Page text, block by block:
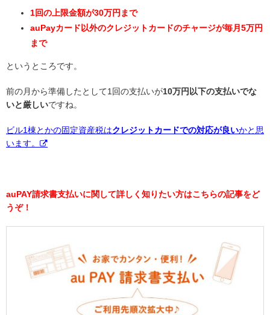
1回の上限金額が30万円まで
auPayカード以外のクレジットカードのチャージが毎月5万円
まで
というところです。
前の月から準備したとして1回の支払いが10万円以下の支払いでな
いと厳しいですね。
ビル1棟とかの固定資産税はクレジットカードでの対応が良いかと思
います。
auPAY請求書支払いに関して詳しく知りたい方はこちらの記事をど
うぞ！